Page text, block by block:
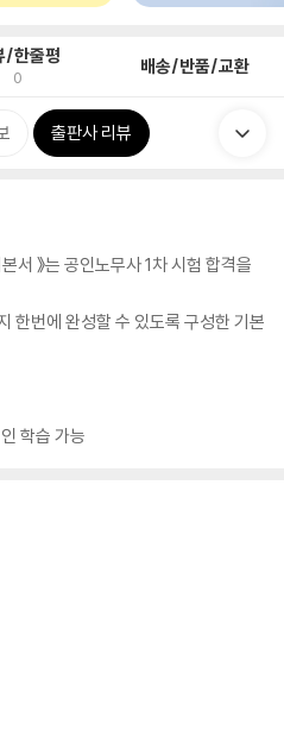
/한줄평
0 배송/반품/교환
출판사 리뷰
서 》는 공인노무사 1차 시험 합격을
한번에 완성할 수 있도록 구성한 기본
학습 가능